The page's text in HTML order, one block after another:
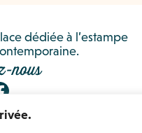
dédiée à l’estampe
nous
de Vente